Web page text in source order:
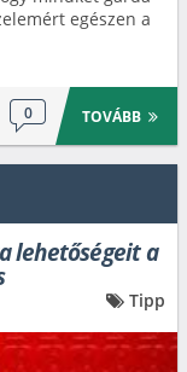
egészen a
0 TOVÁBB
lehetőségeit a
Tipp